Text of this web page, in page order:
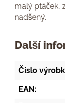
malý ptáček,
nadšený.
Další
Číslo
EAN: